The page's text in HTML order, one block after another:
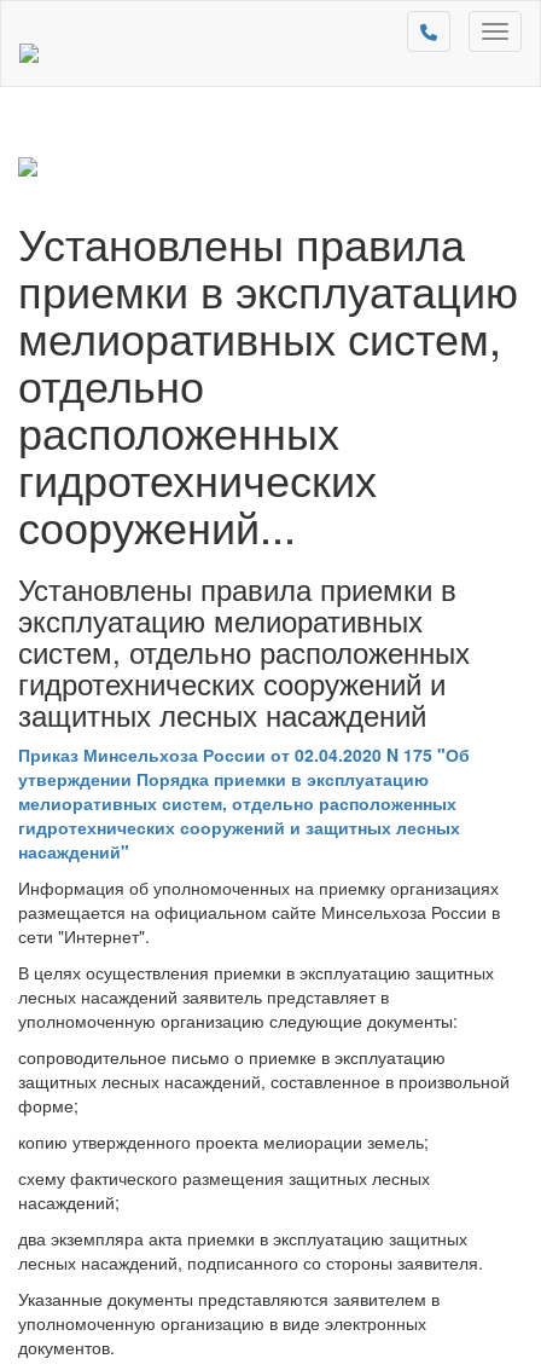
Установлены правила
приемки в эксплуатацию
мелиоративных систем,
отдельно
расположенных
гидротехнических
сооружений...
Установлены правила приемки в
эксплуатацию мелиоративных
систем, отдельно расположенных
гидротехнических сооружений и
защитных лесных насаждений
Приказ Минсельхоза России от 02.04.2020 N 175 "Об
утверждении Порядка приемки в эксплуатацию
мелиоративных систем, отдельно расположенных
гидротехнических сооружений и защитных лесных
насаждений"
Информация об уполномоченных на приемку организациях
размещается на официальном сайте Минсельхоза России в
сети "Интернет".
В целях осуществления приемки в эксплуатацию защитных
лесных насаждений заявитель представляет в
уполномоченную организацию следующие документы:
сопроводительное письмо о приемке в эксплуатацию
защитных лесных насаждений, составленное в произвольной
форме;
копию утвержденного проекта мелиорации земель;
схему фактического размещения защитных лесных
насаждений;
два экземпляра акта приемки в эксплуатацию защитных
лесных насаждений, подписанного со стороны заявителя.
Указанные документы представляются заявителем в
уполномоченную организацию в виде электронных
документов.